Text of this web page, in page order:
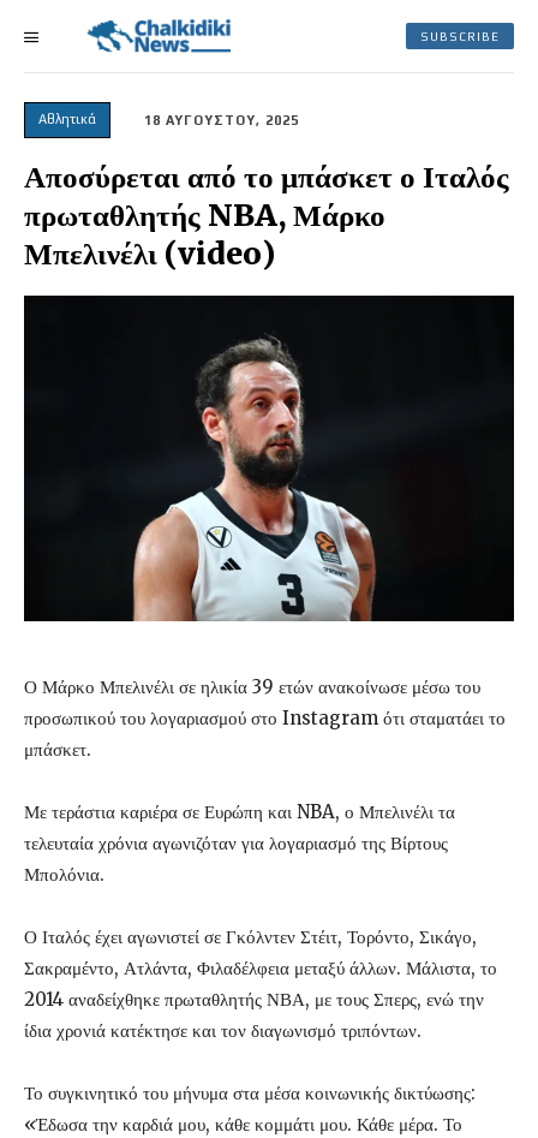
SUBSCRIBE
Αθλητικά 18 ΑΥΓΟΥΣΤΟΥ, 2025
Αποσύρεται από το μπάσκετ ο Ιταλός
πρωταθλητής NBA, Μάρκο
Μπελινέλι (video)
Ο Μάρκο Μπελινέλι σε ηλικία 39 ετών ανακοίνωσε μέσω του
προσωπικού του λογαριασμού στο Instagram ότι σταματάει το
μπάσκετ.
Με τεράστια καριέρα σε Ευρώπη και NBA, ο Μπελινέλι τα
τελευταία χρόνια αγωνιζόταν για λογαριασμό της Βίρτους
Μπολόνια.
Ο Ιταλός έχει αγωνιστεί σε Γκόλντεν Στέιτ, Τορόντο, Σικάγο,
Σακραμέντο, Ατλάντα, Φιλαδέλφεια μεταξύ άλλων. Μάλιστα, το
2014 αναδείχθηκε πρωταθλητής ΝΒΑ, με τους Σπερς, ενώ την
ίδια χρονιά κατέκτησε και τον διαγωνισμό τριπόντων.
Το συγκινητικό του μήνυμα στα μέσα κοινωνικής δικτύωσης:
«Έδωσα την καρδιά μου, κάθε κομμάτι μου. Κάθε μέρα. Το